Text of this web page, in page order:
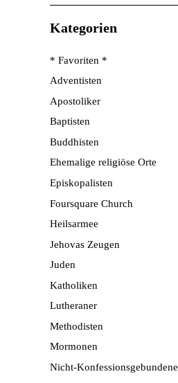
Kategorien
* Favoriten *
Adventisten
Apostoliker
Baptisten
Buddhisten
Ehemalige religiöse Orte
Episkopalisten
Foursquare Church
Heilsarmee
Jehovas Zeugen
Juden
Katholiken
Lutheraner
Methodisten
Mormonen
Nicht-Konfessionsgebundene